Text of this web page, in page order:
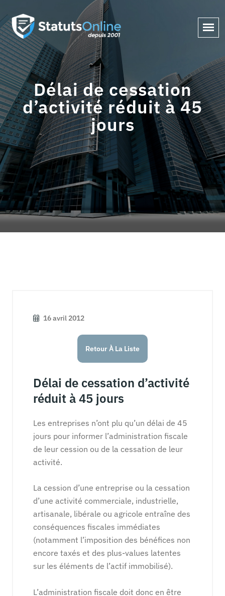
Délai de cessation
d’activité réduit à 45
jours
16 avril 2012
Retour À La Liste
Délai de cessation d’activité
réduit à 45 jours
Les entreprises n’ont plu qu’un délai de 45
jours pour informer l’administration fiscale
de leur cession ou de la cessation de leur
activité.
La cession d’une entreprise ou la cessation
d’une activité commerciale, industrielle,
artisanale, libérale ou agricole entraîne des
conséquences fiscales immédiates
(notamment l’imposition des bénéfices non
encore taxés et des plus-values latentes
sur les éléments de l’actif immobilisé).
L’administration fiscale doit donc en être